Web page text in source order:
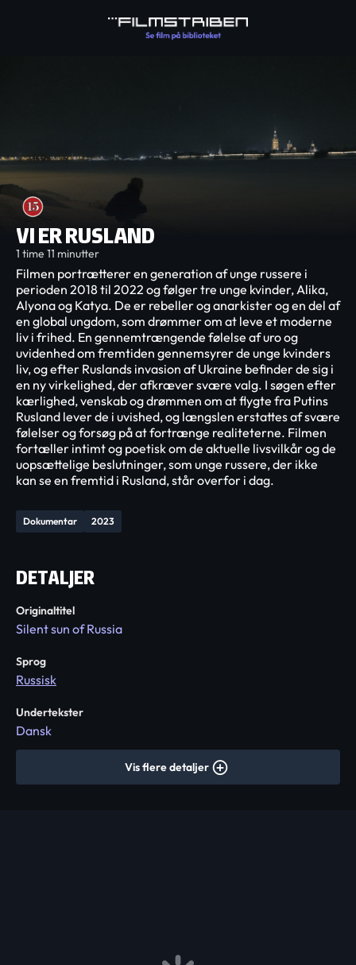
VI ER RUSLAND
1 time 11 minutter
Dokumentar 2023
Filmen portrætterer en generation af unge russere i
perioden 2018 til 2022 og følger tre unge kvinder, Alika,
Alyona og Katya. De er rebeller og anarkister og en del af
en global ungdom, som drømmer om at leve et moderne
liv i frihed. En gennemtrængende følelse af uro og
uvidenhed om fremtiden gennemsyrer de unge kvinders
liv, og efter Ruslands invasion af Ukraine befinder de sig i
en ny virkelighed, der afkræver svære valg. I søgen efter
kærlighed, venskab og drømmen om at flygte fra Putins
Rusland lever de i uvished, og længslen erstattes af svære
følelser og forsøg på at fortrænge realiteterne. Filmen
fortæller intimt og poetisk om de aktuelle livsvilkår og de
uopsættelige beslutninger, som unge russere, der ikke
kan se en fremtid i Rusland, står overfor i dag.
DETALJER
Originaltitel
Silent sun of Russia
Sprog
Russisk
Undertekster
Dansk
Vis flere detaljer